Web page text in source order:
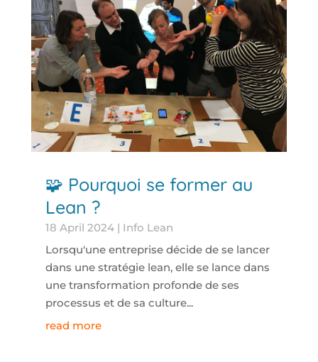
🧩 Pourquoi se former au
Lean ?
18 April 2024| Info Lean
Lorsqu'une entreprise décide de se lancer
dans une stratégie lean, elle se lance dans
une transformation profonde de ses
processus et de sa culture...
read more